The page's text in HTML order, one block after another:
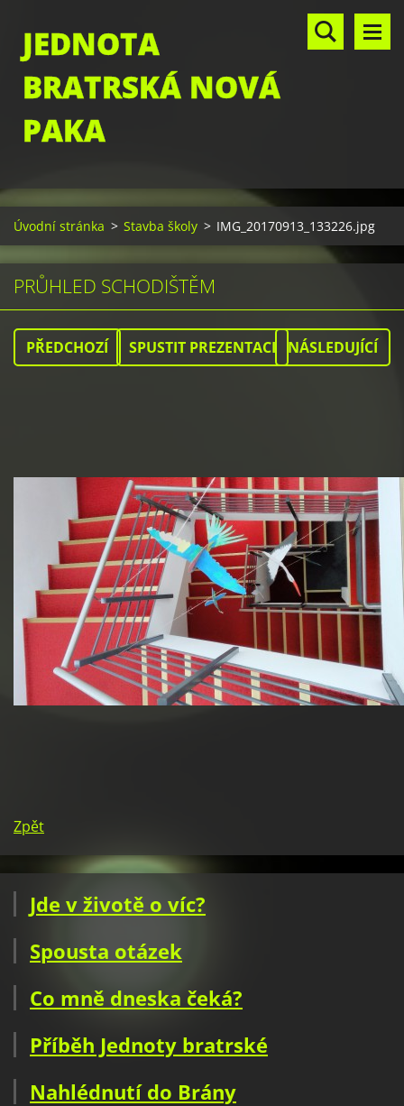
JEDNOTA
BRATRSKÁ NOVÁ
PAKA
Úvodní stránka > Stavba školy > IMG_20170913_133226.jpg
PRŮHLED SCHODIŠTĚM
PŘEDCHOZÍ SPUSTIT PREZENTACI NÁSLEDUJÍCÍ
Zpět
Jde v životě o víc?
Spousta otázek
Co mně dneska čeká?
Příběh Jednoty bratrské
Nahlédnutí do Brány